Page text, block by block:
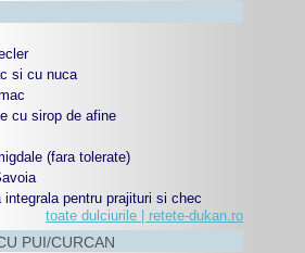
si cu nuca
cu sirop de afine
(fara tolerate)
integrala pentru prajituri si chec
toate dulciurile | retete-dukan.ro
PUI/CURCAN